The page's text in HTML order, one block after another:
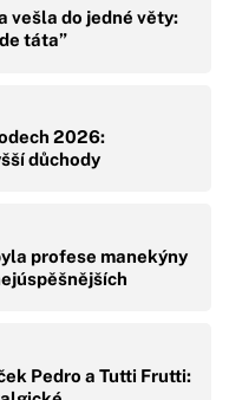
vešla do jedné věty:
táta”
2026:
důchody
profese manekýny
Pedro a Tutti Frutti: